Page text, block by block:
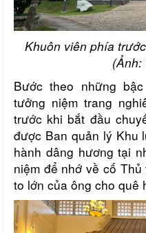
Khuôn viên phía
(Ảnh:
Bước theo những
tưởng niệm trang
trước khi bắt đầu
được Ban quản lý Khu
hành dâng hương tại
niệm để nhớ về cố
to lớn của ông cho quê